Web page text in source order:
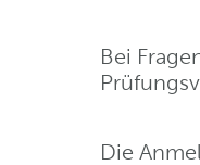
Bei
Die